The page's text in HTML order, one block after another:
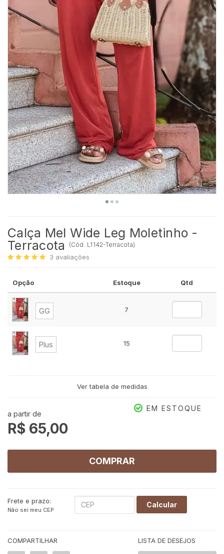
Calça Mel Wide Leg Moletinho -
Terracota
(Cód. L1142-Terracota)
3 avaliações
Opção Estoque Qtd
GG 7
Plus 15
Ver tabela de medidas
a partir de
R$ 65,00
EM ESTOQUE
COMPRAR
Frete e prazo:
Não sei meu CEP
Calcular
COMPARTILHAR LISTA DE DESEJOS